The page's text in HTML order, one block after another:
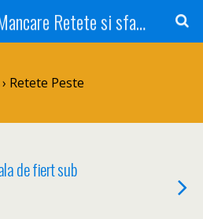
Restaurant si Mancare Retete si sfaturi Picant bun si rapid
Retete Peste
de fiert sub